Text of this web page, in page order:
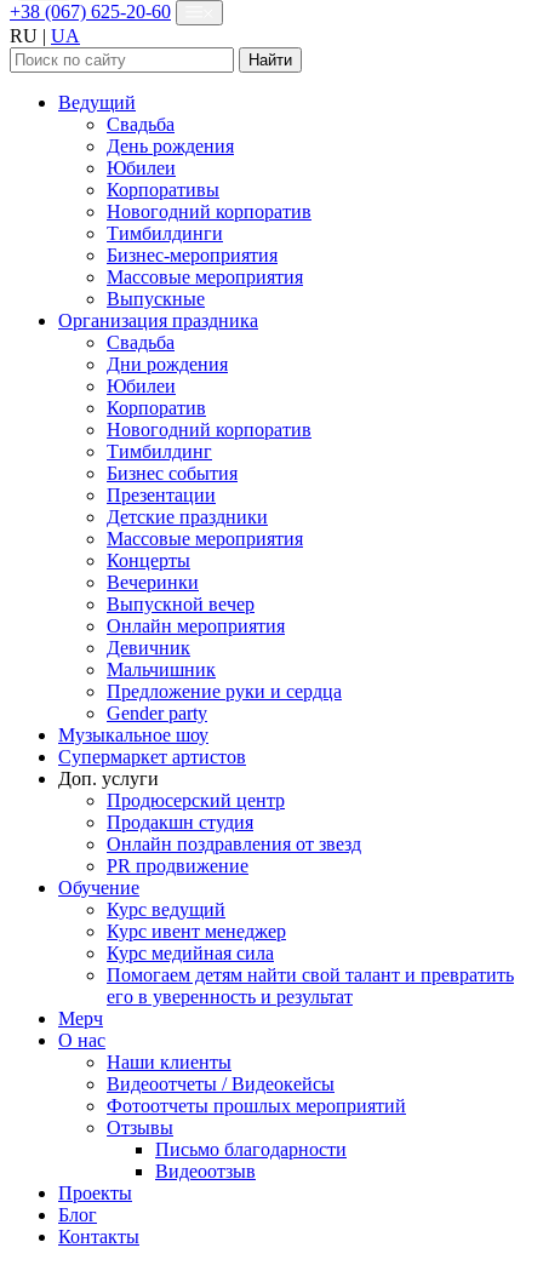
+38 (067) 625-20-60
RU | UA
Найти:
Ведущий
Свадьба
День рождения
Юбилеи
Корпоративы
Новогодний корпоратив
Тимбилдинги
Бизнес-мероприятия
Массовые мероприятия
Выпускные
Организация праздника
Свадьба
Дни рождения
Юбилеи
Корпоратив
Новогодний корпоратив
Тимбилдинг
Бизнес события
Презентации
Детские праздники
Массовые мероприятия
Концерты
Вечеринки
Выпускной вечер
Онлайн мероприятия
Девичник
Мальчишник
Предложение руки и сердца
Gender party
Музыкальное шоу
Супермаркет артистов
Доп. услуги
Продюсерский центр
Продакшн студия
Онлайн поздравления от звезд
PR продвижение
Обучение
Курс ведущий
Курс ивент менеджер
Курс медийная сила
Помогаем детям найти свой талант и превратить
его в уверенность и результат
Мерч
О нас
Наши клиенты
Видеоотчеты / Видеокейсы
Фотоотчеты прошлых мероприятий
Отзывы
Письмо благодарности
Видеоотзыв
Проекты
Блог
Контакты